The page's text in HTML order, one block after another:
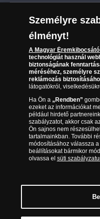
Kézbesítés
Reklamáció
Visszaküldés
Elállási űrlap
Karrier
Sütik (cookies) használata
Süti (cookies)Beállítások
Társaságunkról
Az érmék és érmek ára és
Gyakran ismételt kérdések
Adatkezelés
06 80 888
(díjmentesen hívható
óra között,
Magyar Éremkibocsátó Kft. 1134
957944, Adószám: 23275395-
Személyre
élményt!
A Magyar
technológiát használ
biztonságának
méréséhez, személyre
reklámozás
látogatókról,
Ha Ön a „Rendben”
ezeket az információkat
például hirdető
szabályzatot, akkor csak
Ön sajnos nem
tartalmainkban. További
módosításához válassza a
beállításokat bármikor
olvassa el süti